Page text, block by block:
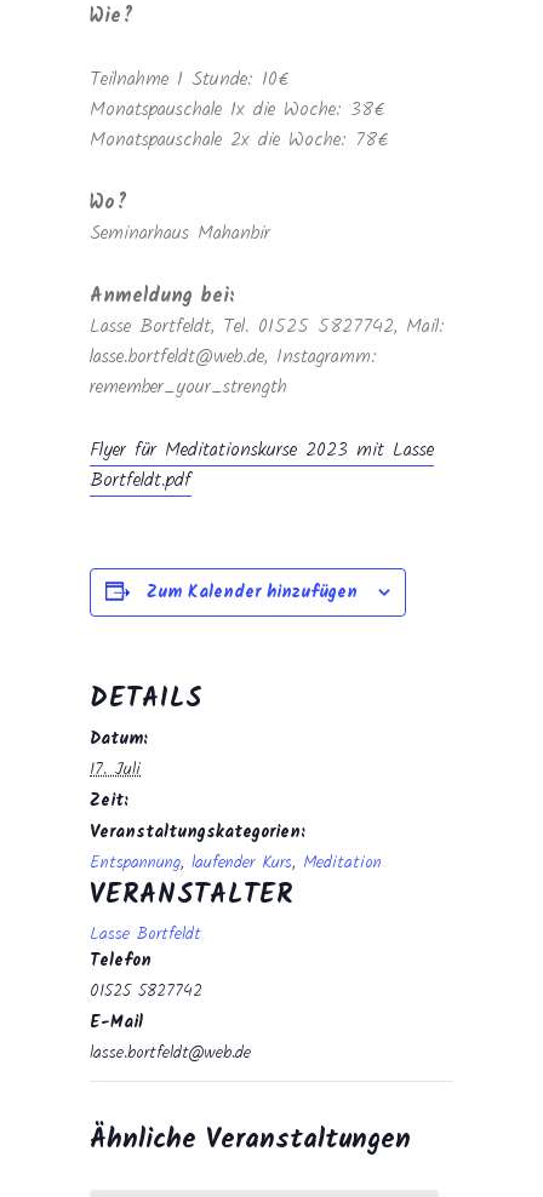
Wie?
Teilnahme 1 Stunde: 10€
Monatspauschale 1x die Woche: 38€
Monatspauschale 2x die Woche: 78€
Wo?
Seminarhaus Mahanbir
Anmeldung bei:
Lasse Bortfeldt, Tel. 01525 5827742, Mail:
lasse.bortfeldt@web.de, Instagramm:
remember_your_strength
Flyer für Meditationskurse 2023 mit Lasse
Bortfeldt.pdf
Zum Kalender hinzufügen
DETAILS
Datum:
17. Juli
Zeit:
Veranstaltungskategorien:
Entspannung, laufender Kurs, Meditation
VERANSTALTER
Lasse Bortfeldt
Telefon
01525 5827742
E-Mail
lasse.bortfeldt@web.de
Ähnliche Veranstaltungen